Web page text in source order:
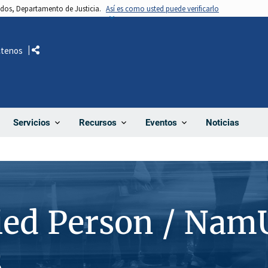
Departamento de Justicia. Así es como usted puede verificarlo
Servicios Recursos Eventos Noticias
Comparte
Person /